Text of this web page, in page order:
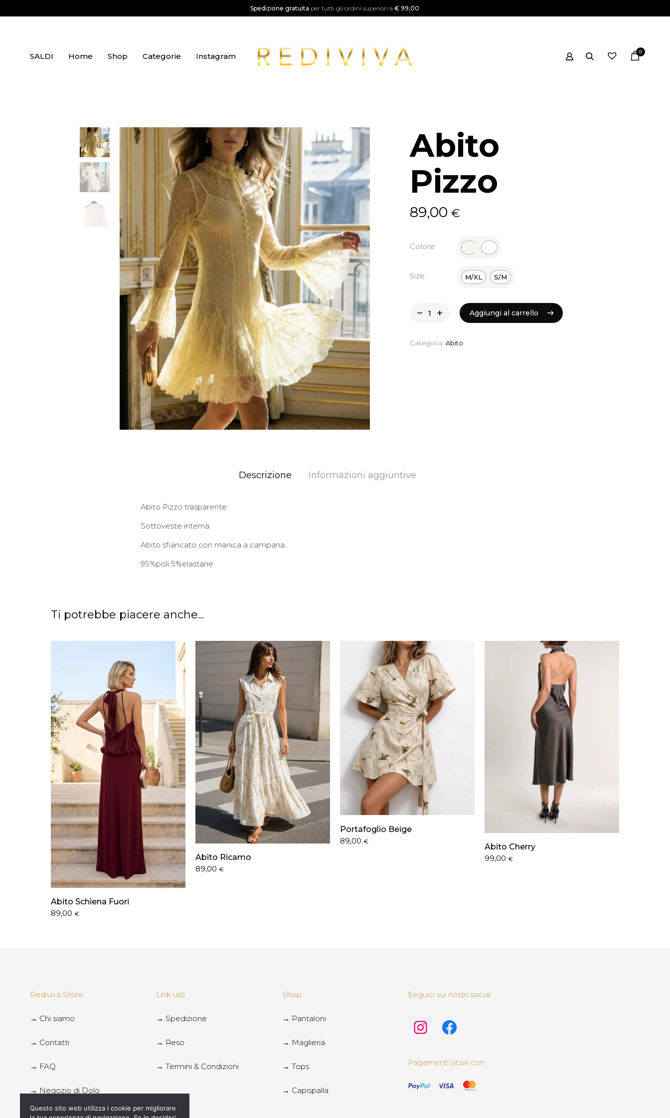
Spedizione gratuita per tutti gli ordini superiori a€ 99,00
0
SALDI Home Shop Categorie Instagram
Abito
Pizzo
89,00€
Colore
Size M/XL S/M
Aggiungi al carrello
Aggiungi al carrello
Categoria:Abito
Descrizione Informazioni aggiuntive
Abito Pizzo trasparente.
Sottoveste interna.
Abito sfiancato con manica a campana.
95%poli 5%elastane
Ti potrebbe piacere anche...
Abito Schiena Fuori
89,00 €
Abito Ricamo
89,00 €
Portafoglio Beige
89,00 €
Abito Cherry
99,00 €
Rediviva Store
→ Chi siamo
→ Contatti
→ FAQ
→ Negozio di Dolo
→ Negozio di Chioggia
Link utili
→ Spedizione
→ Reso
→ Termini & Condizioni
Shop
→ Pantaloni
→ Maglieria
→ Tops
→ Capispalla
Seguici sui nostri social
Pagamenti sicuri con
Questo sito web utilizza i cookie per migliorare